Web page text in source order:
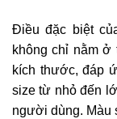
Điều đặc biệt
không chỉ nằm
kích thước, đáp
size từ nhỏ đến
người dùng. Màu